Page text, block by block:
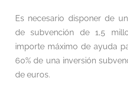
Es necesario disponer de
de subvención de 1,5
importe máximo de ayuda
60% de una inversión
de euros.